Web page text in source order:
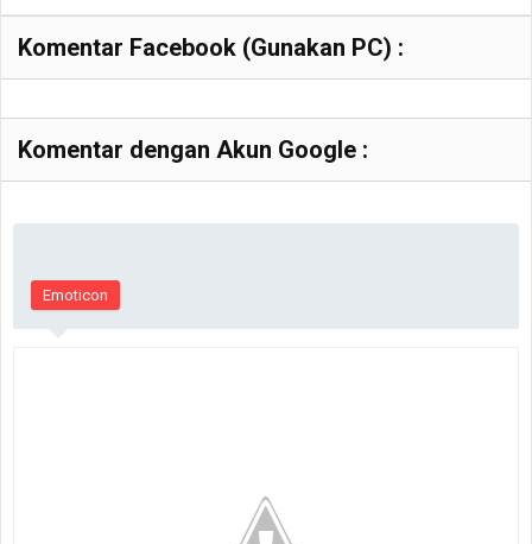
Komentar Facebook (Gunakan PC) :
Komentar dengan Akun Google :
Emoticon